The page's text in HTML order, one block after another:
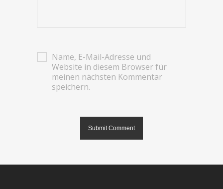
Name, E-Mail-Adresse und
Website in diesem Browser für
meinen nächsten Kommentar
speichern.